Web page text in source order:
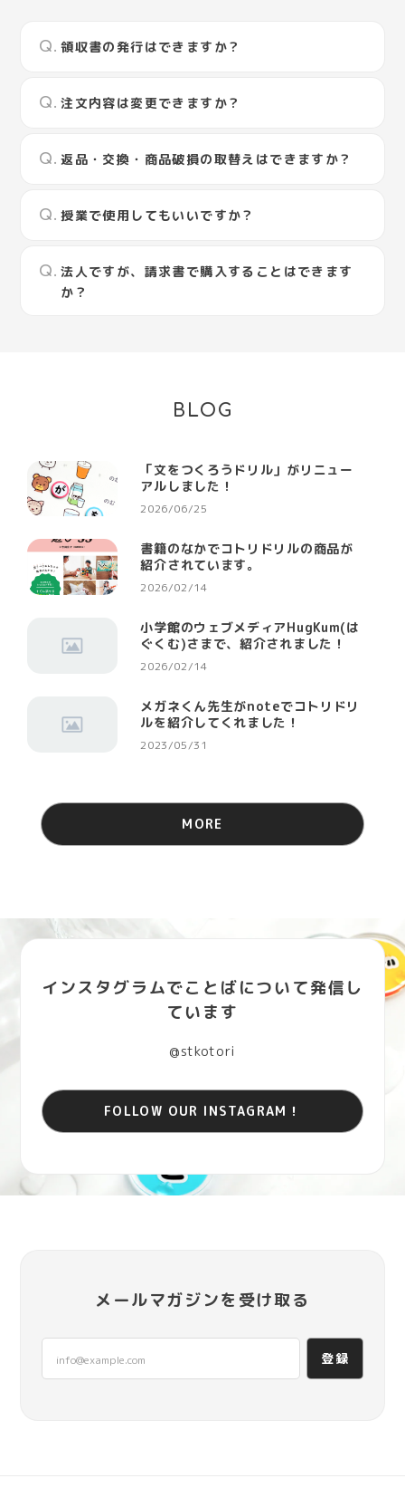
領収書の発行はできますか？
注文内容は変更できますか？
返品・交換・商品破損の取替えはできますか？
授業で使用してもいいですか？
法人ですが、請求書で購入することはできます
か？
BLOG
「文をつくろうドリル」がリニュー
アルしました！
2026/06/25
書籍のなかでコトリドリルの商品が
紹介されています。
2026/02/14
小学館のウェブメディアHugKum(は
ぐくむ)さまで、紹介されました！
2026/02/14
メガネくん先生がnoteでコトリドリ
ルを紹介してくれました！
2023/05/31
MORE
インスタグラムでことばについて発信し
ています
@stkotori
FOLLOW OUR INSTAGRAM！
メールマガジンを受け取る
登録